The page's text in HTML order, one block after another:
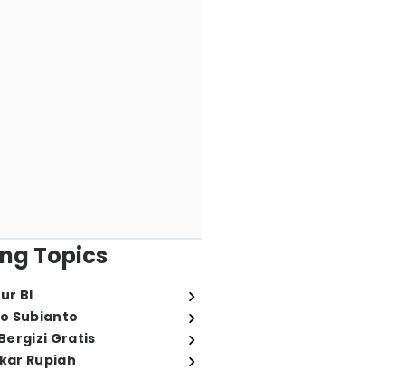
Topics
BI
Subianto
Gratis
Rupiah